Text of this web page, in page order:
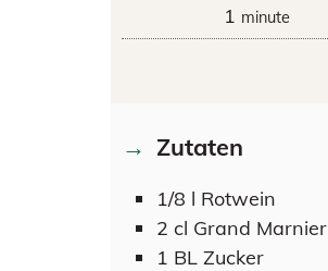
1 minute
Zutaten
1/8 l Rotwein
2 cl Grand Marnier
1 BL Zucker